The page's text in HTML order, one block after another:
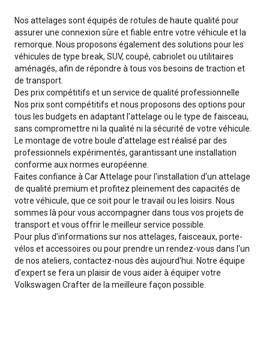
Nos attelages sont équipés de rotules de haute qualité pour
assurer une connexion sûre et fiable entre votre véhicule et la
remorque. Nous proposons également des solutions pour les
véhicules de type break, SUV, coupé, cabriolet ou utilitaires
aménagés, afin de répondre à tous vos besoins de traction et
de transport.
Des prix compétitifs et un service de qualité professionnelle
Nos prix sont compétitifs et nous proposons des options pour
tous les budgets en adaptant l'attelage ou le type de faisceau,
sans compromettre ni la qualité ni la sécurité de votre véhicule.
Le montage de votre boule d'attelage est réalisé par des
professionnels expérimentés, garantissant une installation
conforme aux normes européenne.
Faites confiance à Car Attelage pour l'installation d'un attelage
de qualité premium et profitez pleinement des capacités de
votre véhicule, que ce soit pour le travail ou les loisirs. Nous
sommes là pour vous accompagner dans tous vos projets de
transport et vous offrir le meilleur service possible.
Pour plus d'informations sur nos attelages, faisceaux, porte-
vélos et accessoires ou pour prendre un rendez-vous dans l'un
de nos ateliers, contactez-nous dès aujourd'hui. Notre équipe
d'expert se fera un plaisir de vous aider à équiper votre
Volkswagen Crafter de la meilleure façon possible.